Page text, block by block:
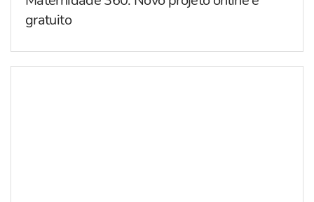
gratuito